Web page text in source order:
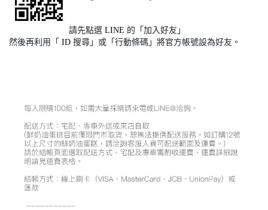
請先點選 LINE 的「加入好友」
然後再利用「 ID 搜尋」或「行動條碼」將官方帳號設為好友。